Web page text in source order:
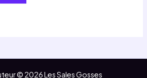
© 2026 Les Sales Gosses